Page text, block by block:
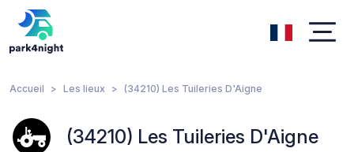
Accueil Les lieux (34210) Les Tuileries D'Aigne
(34210) Les Tuileries D'Aigne